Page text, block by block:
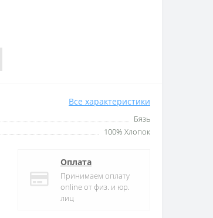
Все характеристики
Бязь
100% Хлопок
Оплата
Принимаем оплату
online от физ. и юр.
лиц